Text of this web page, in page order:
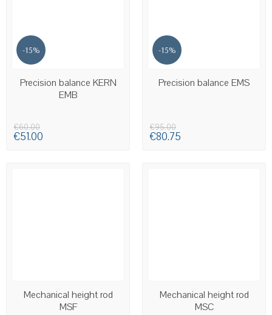
-15%
AVAILABLE
Precision balance KERN
EMB
€60.00
€51.00
-15%
AVAILABLE
Precision balance EMS
€95.00
€80.75
AVAILABLE
Mechanical height rod
MSF
AVAILABLE
Mechanical height rod
MSC